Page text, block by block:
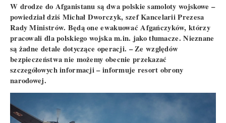
W drodze do Afganistanu są dwa polskie samoloty wojskowe –
powiedział dziś Michał Dworczyk, szef Kancelarii Prezesa
Rady Ministrów. Będą one ewakuować Afgańczyków, którzy
pracowali dla polskiego wojska m.in. jako tłumacze. Nieznane
są żadne detale dotyczące operacji. – Ze względów
bezpieczeństwa nie możemy obecnie przekazać
szczegółowych informacji – informuje resort obrony
narodowej.